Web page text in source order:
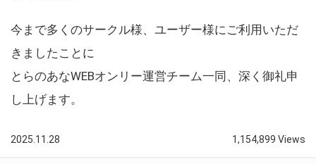
今まで多くのサークル様、ユーザー様にご利用いただ
きましたことに
とらのあなWEBオンリー運営チーム一同、深く御礼申
し上げます。
2025.11.28 1,154,899 Views